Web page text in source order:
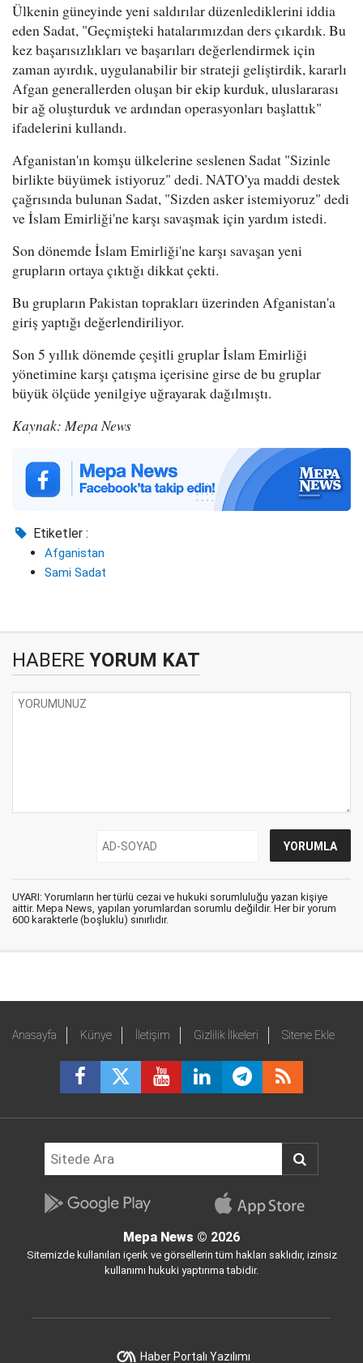
Ülkenin güneyinde yeni saldırılar düzenlediklerini iddia
eden Sadat, "Geçmişteki hatalarımızdan ders çıkardık. Bu
kez başarısızlıkları ve başarıları değerlendirmek için
zaman ayırdık, uygulanabilir bir strateji geliştirdik, kararlı
Afgan generallerden oluşan bir ekip kurduk, uluslararası
bir ağ oluşturduk ve ardından operasyonları başlattık"
ifadelerini kullandı.
Afganistan'ın komşu ülkelerine seslenen Sadat "Sizinle
birlikte büyümek istiyoruz" dedi. NATO'ya maddi destek
çağrısında bulunan Sadat, "Sizden asker istemiyoruz" dedi
ve İslam Emirliği'ne karşı savaşmak için yardım istedi.
Son dönemde İslam Emirliği'ne karşı savaşan yeni
grupların ortaya çıktığı dikkat çekti.
Bu grupların Pakistan toprakları üzerinden Afganistan'a
giriş yaptığı değerlendiriliyor.
Son 5 yıllık dönemde çeşitli gruplar İslam Emirliği
yönetimine karşı çatışma içerisine girse de bu gruplar
büyük ölçüde yenilgiye uğrayarak dağılmıştı.
Kaynak: Mepa News
Etiketler :
Afganistan
Sami Sadat
HABERE YORUM KAT
UYARI: Yorumların her türlü cezai ve hukuki sorumluluğu yazan kişiye
aittir. Mepa News, yapılan yorumlardan sorumlu değildir. Her bir yorum
600 karakterle (boşluklu) sınırlıdır.
Anasayfa Künye İletişim Gizlilik İlkeleri Sitene Ekle
Mepa News © 2026
Sitemizde kullanılan içerik ve görsellerin tüm hakları saklıdır, izinsiz
kullanımı hukuki yaptırıma tabidir.
Haber Portalı Yazılımı